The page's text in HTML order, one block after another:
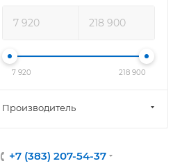
7 920 218 900
Производитель
+7 (383) 207-54-37